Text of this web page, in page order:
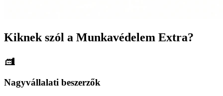
Kiknek szól a Munkavédelem Extra?
Nagyvállalati beszerzők